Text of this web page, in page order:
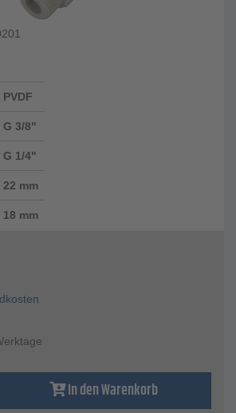
PVDF
G 3/8"
G 1/4"
22 mm
18 mm
In den Warenkorb